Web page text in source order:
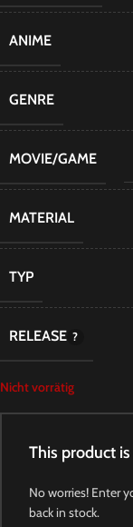
ANIME
GENRE
MOVIE/GAME
MATERIAL
TYP
RELEASE
Nicht vorrätig
This product
No worries! Enter
back in stock.